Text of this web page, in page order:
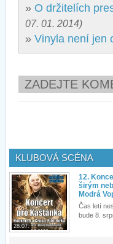
» O držitelích
07. 01. 2014)
» Vinyla není jen
ZADEJTE
KLUBOVÁ SCÉNA
28.07.
12.
širým
Modrá
Čas letí
bude 8.